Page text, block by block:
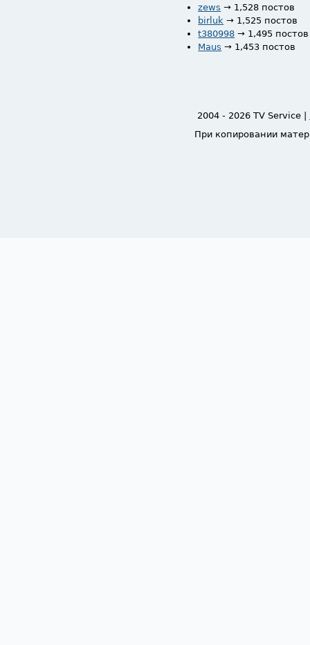
zews → 1,528 постов
birluk → 1,525 постов
t380998 → 1,495 постов
Maus → 1,453 постов
2004 - 2026 TV Service |
При копировании